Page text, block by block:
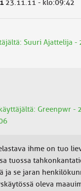
23.11.11 - klo:09:42
Suuri Ajattelija -
Greenpwr -
ihme on tuo
tuossa
ja se jaran
oleva